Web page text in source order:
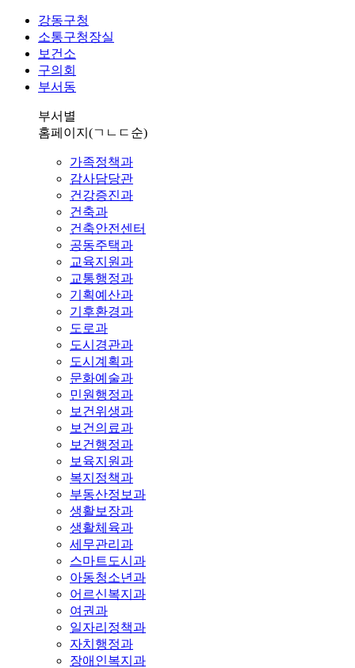
강동구청
소통구청장실
보건소
구의회
부서동
부서별
홈페이지 (ㄱㄴㄷ순)
가족정책과
감사담당관
건강증진과
건축과
건축안전센터
공동주택과
교육지원과
교통행정과
기획예산과
기후환경과
도로과
도시경관과
도시계획과
문화예술과
민원행정과
보건위생과
보건의료과
보건행정과
보육지원과
복지정책과
부동산정보과
생활보장과
생활체육과
세무관리과
스마트도시과
아동청소년과
어르신복지과
여권과
일자리정책과
자치행정과
장애인복지과